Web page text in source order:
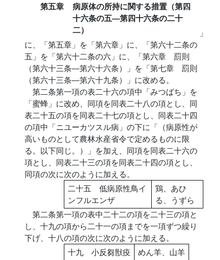
第五章
病原体の所持に関する措置（第四
十六条の五―第四十六条の二十
二）
」
に、「第五章」を「第六章」に、「第六十二条の
五」を「第六十二条の六」に、「第六章 罰則
（第六十三条―第六十六条）」を「第七章 罰則
（第六十三条―第六十九条）」に改める。
第二条第一項の表二十六の項中「みつばち」を
「蜜蜂」に改め、同項を同表二十八の項とし、同
表二十五の項を同表二十七の項とし、同表二十四
の項中「ニユーカツスル病」の下に「（病原性が
高いものとして農林水産省令で定めるものに限
る。以下同じ。）」を加え、同項を同表二十六の
項とし、同表二十三の項を同表二十四の項とし、
同項の次に次のように加える。
二十五 低病原性鳥イ
ンフルエンザ
鶏、あひ
る、うずら
第二条第一項の表中二十二の項を二十三の項と
し、十九の項から二十一の項までを一項ずつ繰り
下げ、十八の項の次に次のように加える。
十九 小反芻獣疫
めん羊、山羊